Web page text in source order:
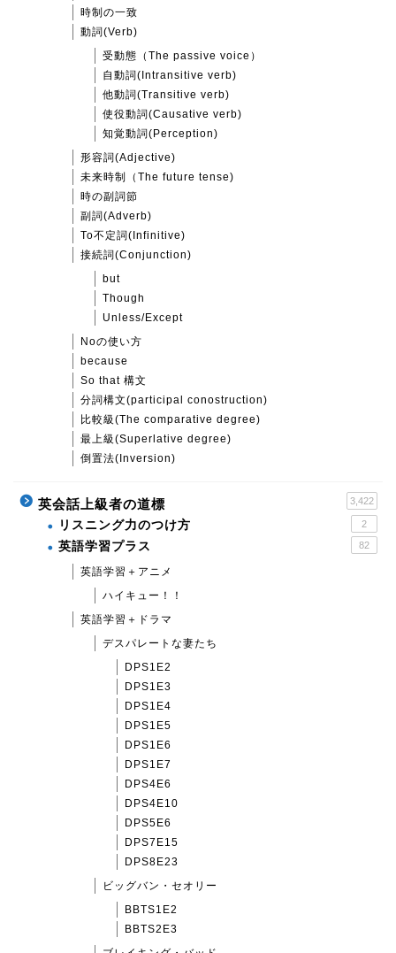
時制の一致
動詞(Verb)
受動態（The passive voice）
自動詞(Intransitive verb)
他動詞(Transitive verb)
使役動詞(Causative verb)
知覚動詞(Perception)
形容詞(Adjective)
未来時制（The future tense)
時の副詞節
副詞(Adverb)
To不定詞(Infinitive)
接続詞(Conjunction)
but
Though
Unless/Except
Noの使い方
because
So that 構文
分詞構文(participal conostruction)
比較級(The comparative degree)
最上級(Superlative degree)
倒置法(Inversion)
英会話上級者の道標 3,422
リスニング力のつけ方 2
英語学習プラス 82
英語学習＋アニメ
ハイキュー！！
英語学習＋ドラマ
デスパレートな妻たち
DPS1E2
DPS1E3
DPS1E4
DPS1E5
DPS1E6
DPS1E7
DPS4E6
DPS4E10
DPS5E6
DPS7E15
DPS8E23
ビッグバン・セオリー
BBTS1E2
BBTS2E3